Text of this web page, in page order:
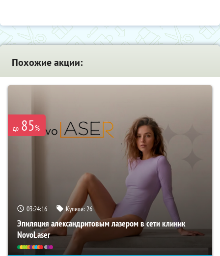
Похожие акции:
до 85%
03:24:15 Купили:26
Эпиляция александритовым лазером в сети клиник
NovoLaser